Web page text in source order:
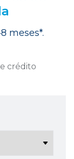
meses*.
crédito